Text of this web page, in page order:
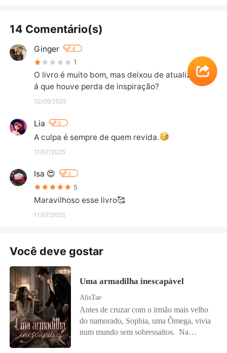
14 Comentário(s)
Ginger 4
1
O livro é muito bom, mas deixou de atualizar. Ser
á que houve perda de inspiração?
02/09/2025
Lia 0
A culpa é sempre de quem revida.
11/07/2025
Isa 😍 0
5
Maravilhoso esse livro🥰
11/07/2025
Você deve gostar
Uma armadilha inescapável
AlisTae
Antes de cruzar com o irmão mais velho
do namorado, Sophia, uma Ômega, vivia
num mundo sem sobressaltos. Na